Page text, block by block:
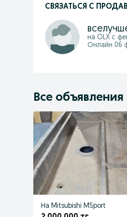
СВЯЗАТЬСЯ С
на OLX с
Онлайн 06
Все объявления
На Mitsubishi MSport